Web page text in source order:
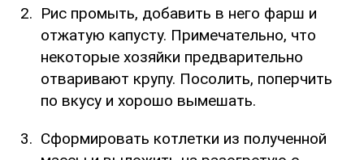
Рис промыть, добавить в него фарш и
отжатую капусту. Примечательно, что
некоторые хозяйки предварительно
отваривают крупу. Посолить, поперчить
по вкусу и хорошо вымешать.
Сформировать котлетки из полученной